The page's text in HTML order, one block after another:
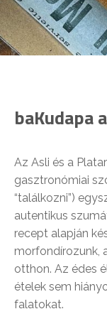
baKudapa
Az Asli és a
gasztronómiai
“találkozni”)
autentikus
recept alapján
morfondírozunk,
otthon. Az édes
ételek sem
falatokat.